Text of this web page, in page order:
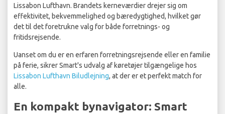
Lissabon Lufthavn. Brandets kerneværdier drejer sig om
effektivitet, bekvemmelighed og bæredygtighed, hvilket gør
det til det foretrukne valg for både forretnings- og
fritidsrejsende.
Uanset om du er en erfaren forretningsrejsende eller en familie
på ferie, sikrer Smart's udvalg af køretøjer tilgængelige hos
Lissabon Lufthavn Biludlejning, at der er et perfekt match for
alle.
En kompakt bynavigator: Smart